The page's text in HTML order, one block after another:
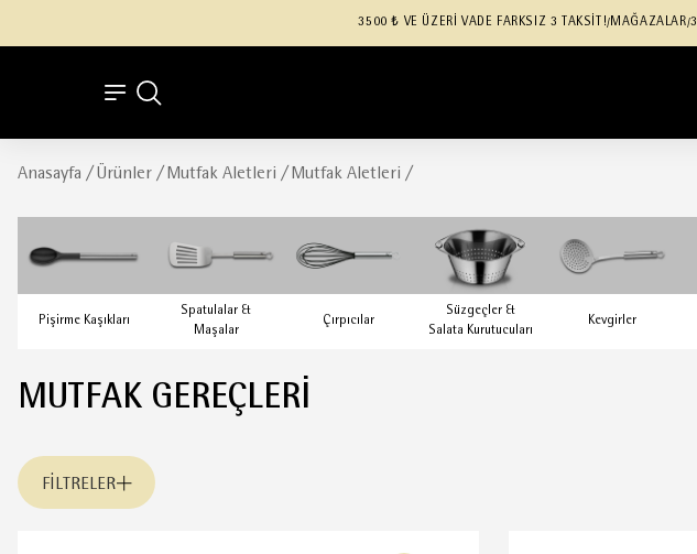
3500 ₺ VE ÜZERİ VADE FARKSIZ 3 TAKSİT!/ MAĞAZALAR/
Anasayfa / Ürünler / Mutfak Aletleri / Mutfak Aletleri /
Pişirme Kaşıkları
Spatulalar &
Maşalar
Çırpıcılar
Süzgeçler &
Salata Kurutucuları
Kevgirler
MUTFAK GEREÇLERI
FILTRELER